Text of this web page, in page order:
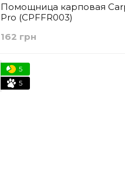
Помощница карповая
Pro (CPFFR003)
162 грн
5
5